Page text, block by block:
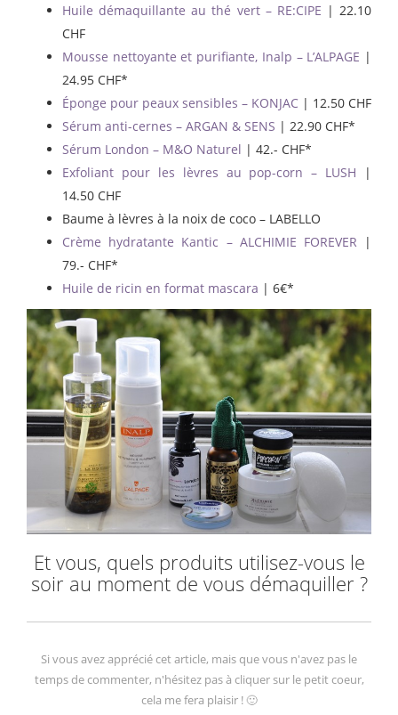
Huile démaquillante au thé vert – RE:CIPE | 22.10
CHF
Mousse nettoyante et purifiante, Inalp – L’ALPAGE |
24.95 CHF*
Éponge pour peaux sensibles – KONJAC | 12.50 CHF
Sérum anti-cernes – ARGAN & SENS | 22.90 CHF*
Sérum London – M&O Naturel | 42.- CHF*
Exfoliant pour les lèvres au pop-corn – LUSH |
14.50 CHF
Baume à lèvres à la noix de coco – LABELLO
Crème hydratante Kantic – ALCHIMIE FOREVER |
79.- CHF*
Huile de ricin en format mascara | 6€*
Et vous, quels produits utilisez-vous le
soir au moment de vous démaquiller ?
Si vous avez apprécié cet article, mais que vous n'avez pas le
temps de commenter, n'hésitez pas à cliquer sur le petit coeur,
cela me fera plaisir ! 🙂